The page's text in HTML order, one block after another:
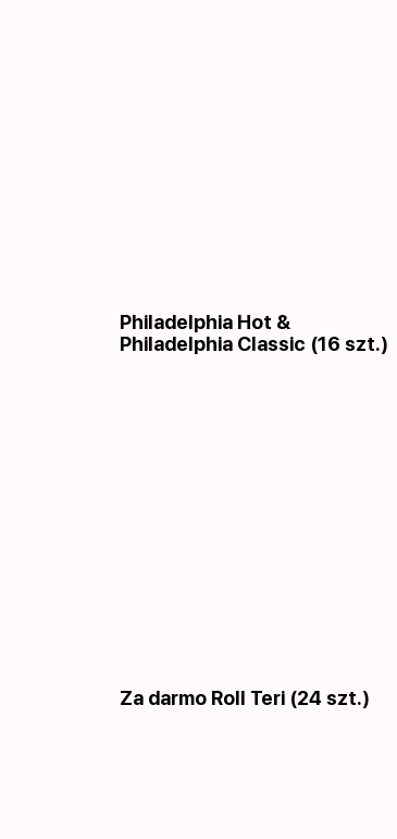
Philadelphia Hot &
Philadelphia Classic (16 szt.)
Za darmo Roll Teri (24 szt.)